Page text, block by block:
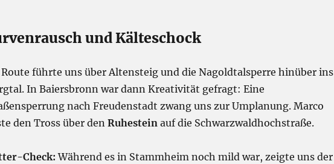
und Kälteschock
Route führte uns über Altensteig und die Nagoldtalsperre hinüber ins
In Baiersbronn war dann Kreativität gefragt: Eine
nach Freudenstadt zwang uns zur Umplanung. Marco
den Tross über den Ruhestein auf die Schwarzwaldhochstraße.
Check:Während es in Stammheim noch mild war, zeigte uns der